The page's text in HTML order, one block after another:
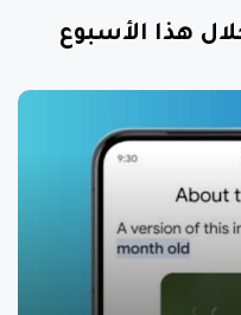
هذا الأسبوع